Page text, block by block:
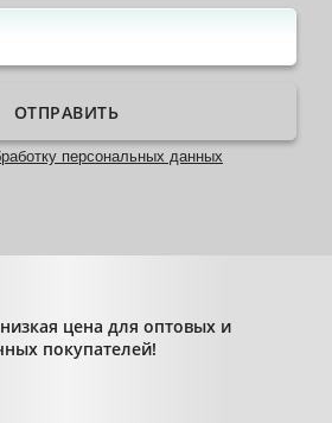
ОТПРАВИТЬ
персональных данных
цена для оптовых и
покупателей!